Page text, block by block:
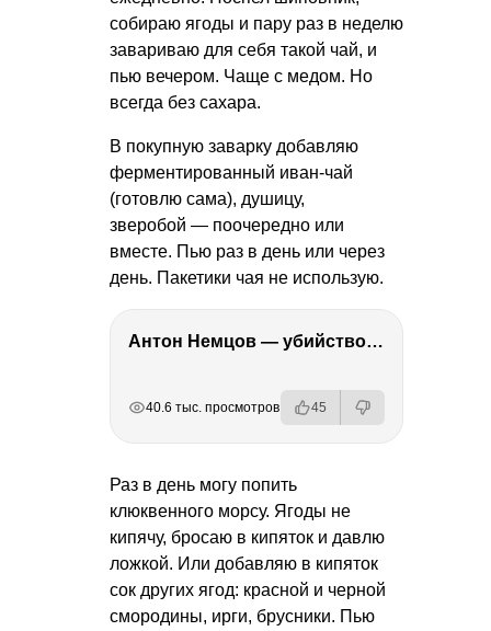
собираю ягоды и пару раз в неделю
завариваю для себя такой чай, и
пью вечером. Чаще с медом. Но
всегда без сахара.
В покупную заварку добавляю
ферментированный иван-чай
(готовлю сама), душицу,
зверобой — поочередно или
вместе. Пью раз в день или через
день. Пакетики чая не использую.
Антон Немцов — убийство Бориса Немцова, переезд в Дубай, семья и политика
40.6 тыс. просмотров 45
Раз в день могу попить
клюквенного морсу. Ягоды не
кипячу, бросаю в кипяток и давлю
ложкой. Или добавляю в кипяток
сок других ягод: красной и черной
смородины, ирги, брусники. Пью